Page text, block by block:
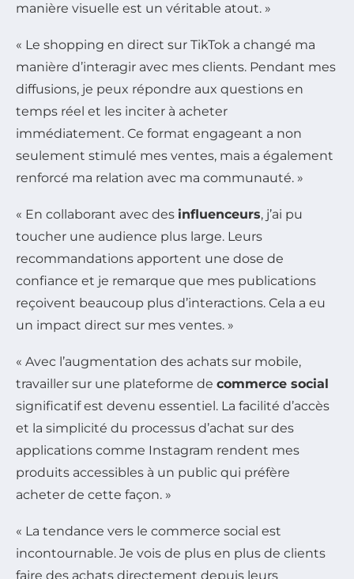
manière visuelle est un véritable atout. »
« Le shopping en direct sur TikTok a changé ma
manière d’interagir avec mes clients. Pendant mes
diffusions, je peux répondre aux questions en
temps réel et les inciter à acheter
immédiatement. Ce format engageant a non
seulement stimulé mes ventes, mais a également
renforcé ma relation avec ma communauté. »
« En collaborant avec des influenceurs, j’ai pu
toucher une audience plus large. Leurs
recommandations apportent une dose de
confiance et je remarque que mes publications
reçoivent beaucoup plus d’interactions. Cela a eu
un impact direct sur mes ventes. »
« Avec l’augmentation des achats sur mobile,
travailler sur une plateforme de commerce social
significatif est devenu essentiel. La facilité d’accès
et la simplicité du processus d’achat sur des
applications comme Instagram rendent mes
produits accessibles à un public qui préfère
acheter de cette façon. »
« La tendance vers le commerce social est
incontournable. Je vois de plus en plus de clients
faire des achats directement depuis leurs